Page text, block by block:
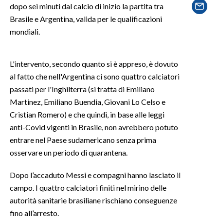
SARDI NEL MONDO
NOTIZIE
#CARAUNIONE
3 MINUTI CON
INSULARITÀ
INFO AZIENDE
ABBONATI
ANNUNCI
NECROLOGI
PUBBLICITÀ
SPIAGGE
dopo sei minuti dal calcio di inizio la partita tra
Brasile e Argentina, valida per le qualificazioni
mondiali.
L'intervento, secondo quanto si è appreso, è dovuto
al fatto che nell'Argentina ci sono quattro calciatori
passati per l'Inghilterra (si tratta di Emiliano
Martinez, Emiliano Buendia, Giovani Lo Celso e
Cristian Romero) e che quindi, in base alle leggi
anti-Covid vigenti in Brasile, non avrebbero potuto
entrare nel Paese sudamericano senza prima
osservare un periodo di quarantena.
Dopo l’accaduto Messi e compagni hanno lasciato il
campo. I quattro calciatori finiti nel mirino delle
autorità sanitarie brasiliane rischiano conseguenze
fino all’arresto.